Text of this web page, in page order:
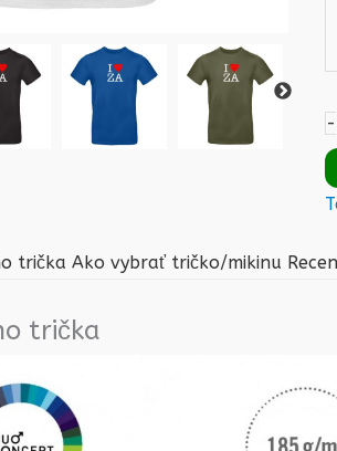
-
trička Ako vybrať tričko/mikinu
trička